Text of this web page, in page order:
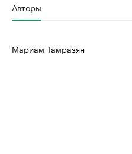
Авторы
Мариам Тамразян